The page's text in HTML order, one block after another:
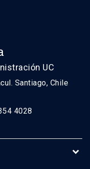
UC
Santiago, Chile
4028